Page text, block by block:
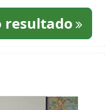
resultado